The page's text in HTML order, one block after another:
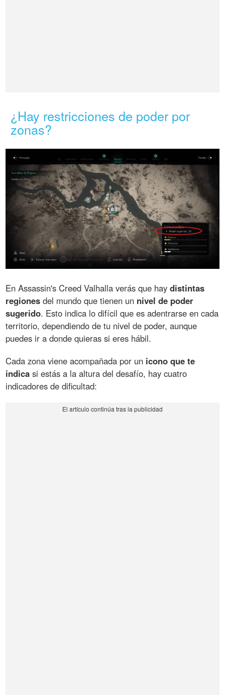
¿Hay restricciones de poder por
zonas?
En Assassin's Creed Valhalla verás que haydistintas
regiones del mundo que tienen un nivel de poder
sugerido. Esto indica lo difícil que es adentrarse en cada
territorio, dependiendo de tu nivel de poder, aunque
puedes ir a donde quieras si eres hábil.
Cada zona viene acompañada por un icono que te
indica si estás a la altura del desafío, hay cuatro
indicadores de dificultad: